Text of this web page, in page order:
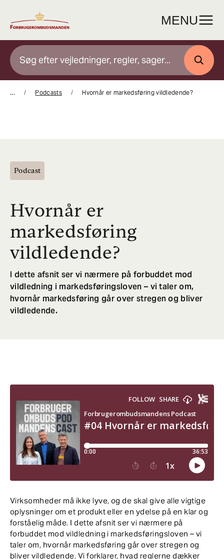
indhold
MENU
SØG
... Podcasts Hvornår er markedsføring vildledende?
Podcast
Hvornår er
markedsføring
vildledende?
I dette afsnit ser vi nærmere på forbuddet mod
vildledning i markedsføringsloven – vi taler om,
hvornår markedsføring går over stregen og bliver
vildledende.
Virksomheder må ikke lyve, og de skal give alle vigtige
oplysninger om et produkt eller en ydelse på en klar og
forståelig måde. I dette afsnit ser vi nærmere på
forbuddet mod vildledning i markedsføringsloven – vi
taler om, hvornår markedsføring går over stregen og
bliver vildledende. Vi forklarer, hvad reglerne dækker